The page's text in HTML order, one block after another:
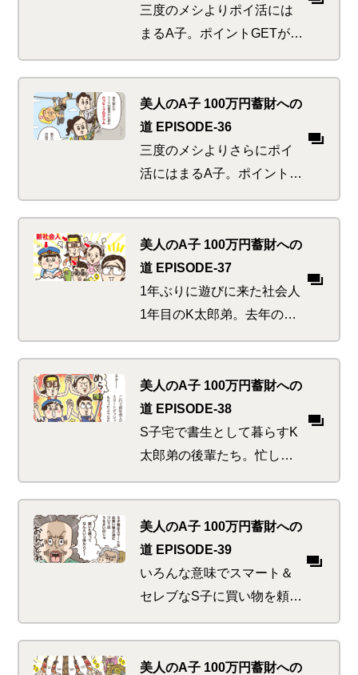
クお得なものを上手に使って
いるのだ。技を盗むチャンス
三度のメシよりポイ活には
まるA子。ポイントGETが生
「ポイントを貯め込むこ
と」自体に没頭！何かにと
り憑かれてしまったの
か！？ポイントでお得に投
資する方法を以前学んだは
美人のA子 100万円蓄財への
道 EPISODE-36
三度のメシよりさらにポイ
活にはまるA子。ポイント
GETのために楽天市場の会
員ランクもダイアモンドま
で登りつめ「そこに山があ
るから」さらなる高みを目
指したい欲求が。しかし本
来の目的を忘れてはいまい
美人のA子 100万円蓄財への
道 EPISODE-37
1年ぶりに遊びに来た社会人
1年目のK太郎弟。去年の自
分の成功体験を今年新社会
人になるかわいい後輩たち
にも、とお金にまつわる準
備講座を要望してきた。集
まったアク強めな若人たち
に必要な準備とは…
美人のA子 100万円蓄財への
道 EPISODE-38
S子宅で書生として暮らすK
太郎弟の後輩たち。忙しい
お手伝いの傍ら優雅なティ
ータイムを満喫し、すっか
りお金の勉強を忘れてしま
ったか。社会人のスタート
から身につけておくべき将
来の備えがあるというの
美人のA子 100万円蓄財への
道 EPISODE-39
いろんな意味でスマート＆
セレブなS子に買い物を頼ま
れた書生たち。出がけに執
事の爺やから必死の忠告が
あるも彼らには届かず…。
美人のA子 100万円蓄財への